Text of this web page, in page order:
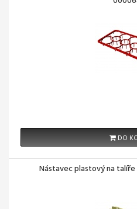
DO
Nástavec plastový na talíře